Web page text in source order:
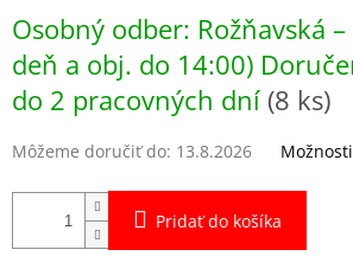
cena:
Osobný odber: Rožňavská
deň a obj. do 14:00)
do 2 pracovných dní (8 ks)
Môžeme doručiť do: 13.8.2026
Pridať do košíka